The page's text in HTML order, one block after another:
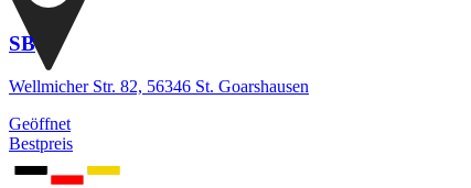
SB
Wellmicher Str. 82, 56346 St. Goarshausen
Geöffnet
Bestpreis